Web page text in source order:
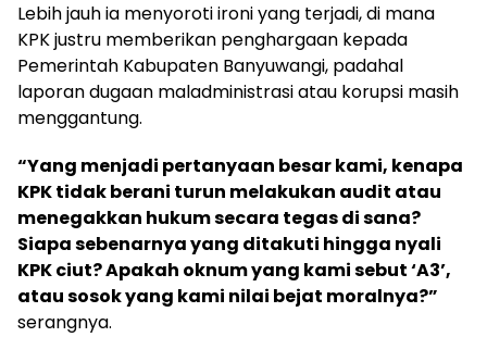
Lebih jauh ia menyoroti ironi yang terjadi, di mana
KPK justru memberikan penghargaan kepada
Pemerintah Kabupaten Banyuwangi, padahal
laporan dugaan maladministrasi atau korupsi masih
menggantung.
“Yang menjadi pertanyaan besar kami, kenapa
KPK tidak berani turun melakukan audit atau
menegakkan hukum secara tegas di sana?
Siapa sebenarnya yang ditakuti hingga nyali
KPK ciut? Apakah oknum yang kami sebut ‘A3’,
atau sosok yang kami nilai bejat moralnya?”
serangnya.